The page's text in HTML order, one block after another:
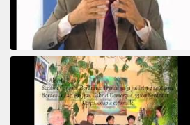
Le pervers narcissique et son complice